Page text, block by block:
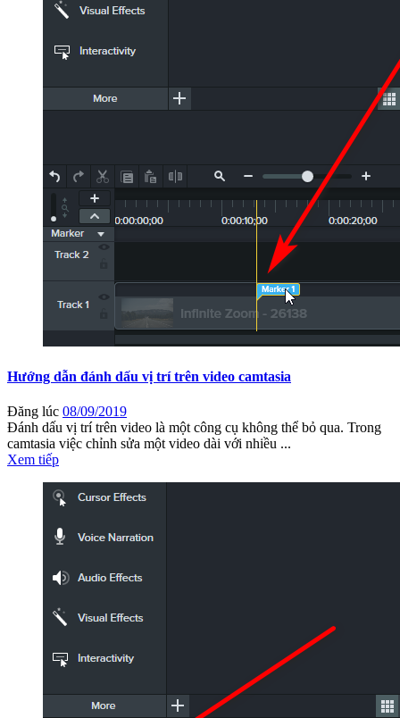
Hướng dẫn đánh dấu vị trí trên video camtasia
Đăng lúc 08/09/2019
Đánh dấu vị trí trên video là một công cụ không thể bỏ qua. Trong
camtasia việc chỉnh sửa một video dài với nhiều ...
Xem tiếp